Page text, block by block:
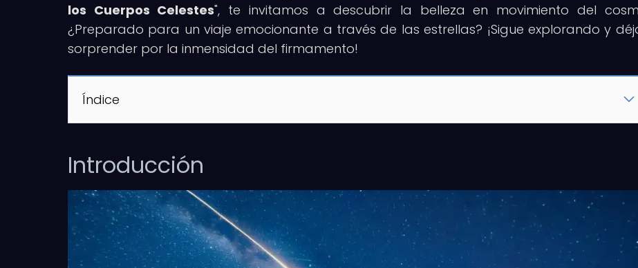
los Cuerpos Celestes", te invitamos a descubrir la belleza en movimiento del
¿Preparado para un viaje emocionante a través de las estrellas? ¡Sigue explorando y
sorprender por la inmensidad del firmamento!
Índice
Introducción